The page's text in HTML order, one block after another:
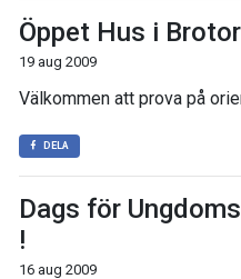
Öppet Hus i
19 aug 2009
Välkommen att prova på
DELA
Dags för
!
16 aug 2009